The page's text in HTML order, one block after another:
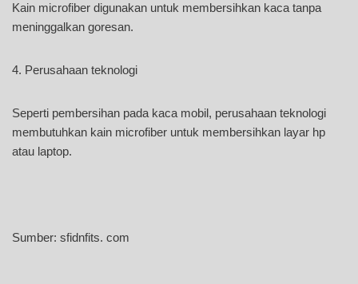
Kain microfiber digunakan untuk membersihkan kaca tanpa
meninggalkan goresan.
4. Perusahaan teknologi
Seperti pembersihan pada kaca mobil, perusahaan teknologi
membutuhkan kain microfiber untuk membersihkan layar hp
atau laptop.
Sumber: sfidnfits. com